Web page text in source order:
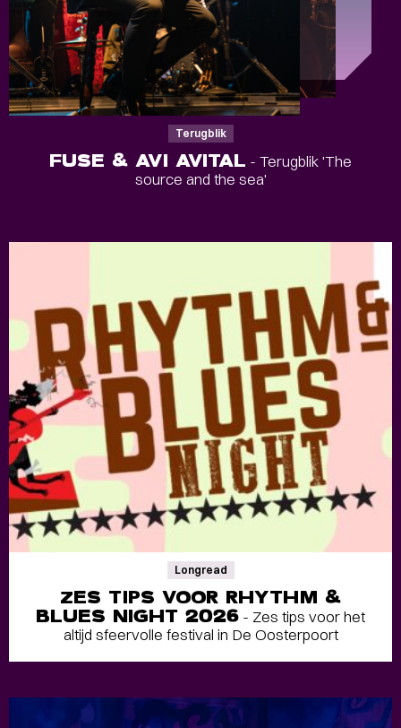
Terugblik
FUSE & AVI AVITAL - Terugblik 'The
source and the sea'
Longread
ZES TIPS VOOR RHYTHM &
BLUES NIGHT 2026 - Zes tips voor het
altijd sfeervolle festival in De Oosterpoort